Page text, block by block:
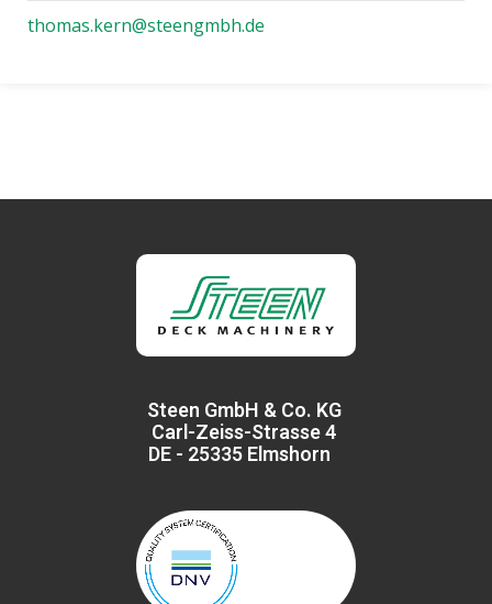
thomas.kern@steengmbh.de
Steen GmbH & Co. KG
Carl-Zeiss-Strasse 4
DE - 25335 Elmshorn